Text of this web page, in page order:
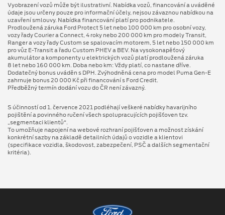
Vyobrazení vozů může být ilustrativní. Nabídka vozů, financování a uváděné
údaje jsou určeny pouze pro informační účely, nejsou závaznou nabídkou na
uzavření smlouvy. Nabídka financování platí pro podnikatele.
Prodloužená záruka Ford Protect 5 let nebo 100 000 km pro osobní vozy,
vozy řady Courier a Connect, 4 roky nebo 200 000 km pro modely Transit,
Ranger a vozy řady Custom se spalovacím motorem, 5 let nebo 150 000 km
pro vůz E-Transit a řadu Custom PHEV a BEV. Na vysokonapěťový
akumulátor a komponenty u elektrických vozů platí prodloužená záruka
8 let nebo 160 000 km. Doba nebo km: Vždy platí, co nastane dříve.
Dodatečný bonus uváděn s DPH. Zvýhodněná cena pro model Puma Gen⁠-⁠E
zahrnuje bonus 20 000 Kč při financování s Ford Credit.
Předběžný termín dodání vozu do ČR není závazný.
S účinností od 1. července 2021 podléhají veškeré nabídky havarijního
pojištění a povinného ručení všech spolupracujících pojišťoven tzv.
„segmentaci klientů“.
To umožňuje napojení na webové rozhraní pojišťoven a možnost získání
konkrétní sazby na základě detailních údajů o vozidle a klientovi
(specifikace vozidla, škodovost, zabezpečení, PSČ a dalších segmentační
kritéria).